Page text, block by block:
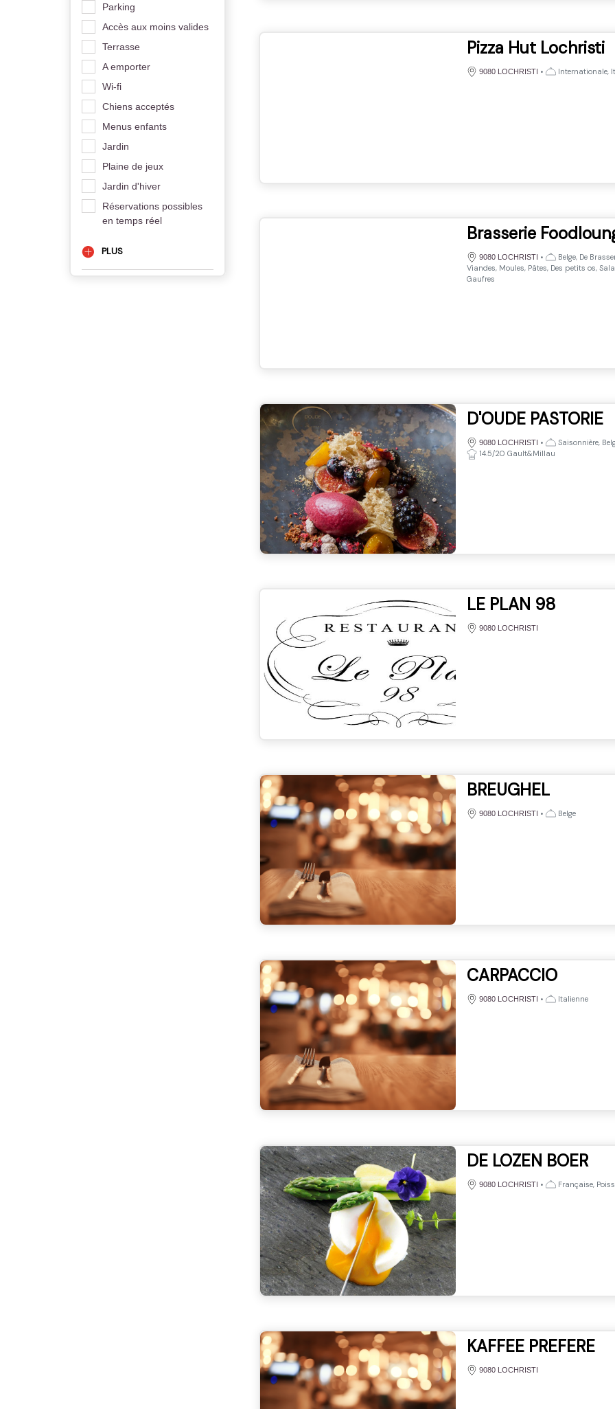
Parking
Accès aux moins valides
Terrasse
A emporter
Wi-fi
Chiens acceptés
Menus enfants
Jardin
Plaine de jeux
Jardin d'hiver
Réservations possibles
en temps réel
PLUS
Pizza Hut Lochristi
9080 LOCHRISTI • Internationale,
Brasserie
9080 LOCHRISTI •
Belge, De
Viandes, Moules, Pâtes, Des petits os,
Gaufres
D'OUDE PASTORIE
9080 LOCHRISTI •
Saisonnière,
14.5/20 Gault&Millau
LE PLAN 98
9080 LOCHRISTI
BREUGHEL
9080 LOCHRISTI • Belge
CARPACCIO
9080 LOCHRISTI • Italienne
DE LOZEN BOER
9080 LOCHRISTI • Française,
KAFFEE PREFERE
9080 LOCHRISTI